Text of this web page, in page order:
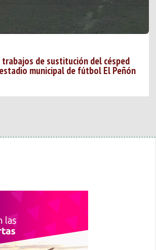
trabajos de sustitución del césped
municipal de fútbol El Peñón